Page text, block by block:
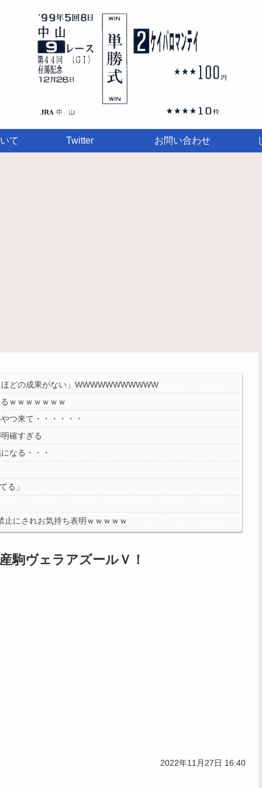
て Twitter お問い合わせ
どの成果がない」WWWWWWWWWWW
ｗｗｗｗｗｗｗ
つ来て・・・・・・
確すぎる
なる・・・
る」
止にされお気持ち表明ｗｗｗｗｗ
駒ヴェラアズールＶ！
2022年11月27日 16:40